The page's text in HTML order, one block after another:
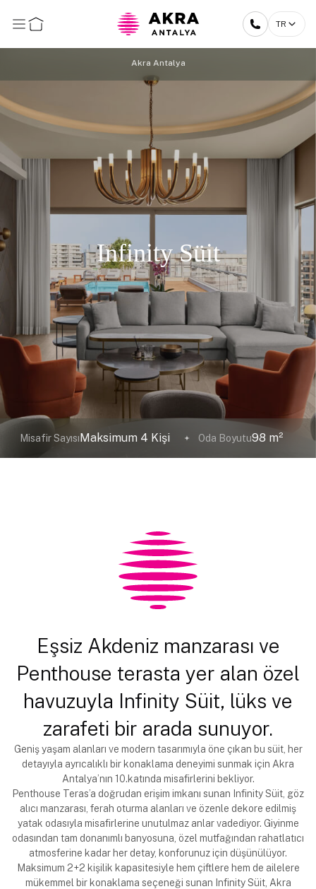
TR
Akra Antalya
Infinity Süit
Misafir SayısıMaksimum 4 Kişi Oda Boyutu98 m²
Eşsiz Akdeniz manzarası ve
Penthouse terasta yer alan özel
havuzuyla Infinity Süit, lüks ve
zarafeti bir arada sunuyor.
Geniş yaşam alanları ve modern tasarımıyla öne çıkan bu süit, her
detayıyla ayrıcalıklı bir konaklama deneyimi sunmak için Akra
Antalya’nın 10.katında misafirlerini bekliyor.
Penthouse Teras’a doğrudan erişim imkanı sunan Infinity Süit, göz
alıcı manzarası, ferah oturma alanları ve özenle dekore edilmiş
yatak odasıyla misafirlerine unutulmaz anlar vadediyor. Giyinme
odasından tam donanımlı banyosuna, özel mutfağından rahatlatıcı
atmosferine kadar her detay, konforunuz için düşünülüyor.
Maksimum 2+2 kişilik kapasitesiyle hem çiftlere hem de ailelere
mükemmel bir konaklama seçeneği sunan Infinity Süit, Akra